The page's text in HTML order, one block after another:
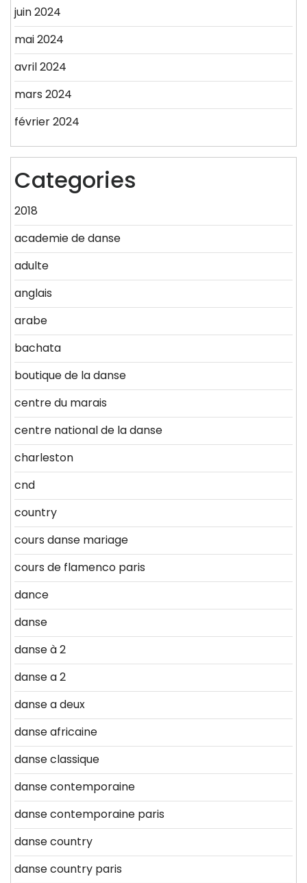
juin 2024
mai 2024
avril 2024
mars 2024
février 2024
Categories
2018
academie de danse
adulte
anglais
arabe
bachata
boutique de la danse
centre du marais
centre national de la danse
charleston
cnd
country
cours danse mariage
cours de flamenco paris
dance
danse
danse à 2
danse a 2
danse a deux
danse africaine
danse classique
danse contemporaine
danse contemporaine paris
danse country
danse country paris